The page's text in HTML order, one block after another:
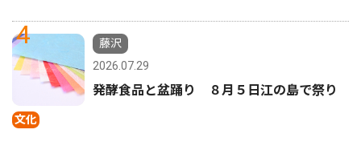
4
文化
藤沢
2026.07.29
発酵食品と盆踊り ８月５日江の島で祭り